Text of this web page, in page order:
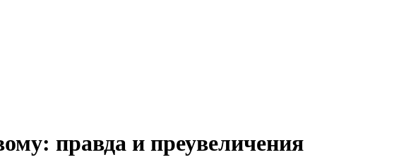
правда и преувеличения